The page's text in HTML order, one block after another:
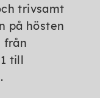
trivsamt
på hösten
från
till